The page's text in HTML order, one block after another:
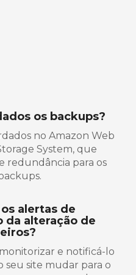
os backups?
no Amazon Web
System, que
redundância para os
alertas de
da alteração de
e notificá-lo
seu site mudar para o